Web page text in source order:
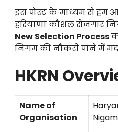
इस पोस्ट के माध्यम से हम
हरियाणा कौशल रोजगार
New Selection Process
निगम की नौकरी पाने में
HKRN
Name of
Organisation